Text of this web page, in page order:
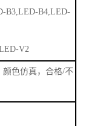
B3,LED-B4,LED-
V2
颜色仿真，合格/不